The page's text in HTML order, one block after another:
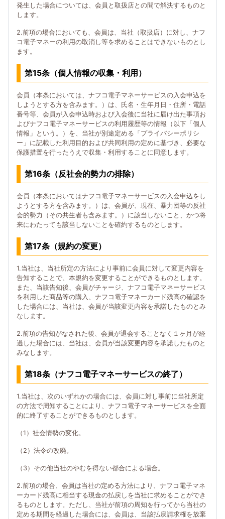
発生した場合については、会員と取扱店との間で解決するものと
します。
2.前項の場合においても、会員は、当社（取扱店）に対し、ナフ
コ電子マネーの利用の取消し等を求めることはできないものとし
ます。
第15条（個人情報の収集・利用）
会員（本条においては、ナフコ電子マネーサービスの入会申込を
しようとする方を含みます。）は、氏名・生年月日・住所・電話
番号等、会員が入会申込時および入会後に当社に届け出た事項お
よびナフコ電子マネーサービスの利用履歴等の情報（以下「個人
情報」という。）を、当社が別途定める「プライバシーポリシ
ー」に記載した利用目的および共同利用の定めに基づき、必要な
保護措置を行ったうえで収集・利用することに同意します。
第16条（反社会的勢力の排除）
会員（本条においてはナフコ電子マネーサービスの入会申込をし
ようとする方を含みます。）は、会員が、現在、暴力団等の反社
会的勢力（その共生者も含みます。）に該当しないこと、かつ将
来にわたっても該当しないことを確約するものとします。
第17条（規約の変更）
1.当社は、当社所定の方法により事前に会員に対して変更内容を
告知することで、本規約を変更することができるものとします。
また、当該告知後、会員がチャージ、ナフコ電子マネーサービス
を利用した商品等の購入、ナフコ電子マネーカード残高の確認を
した場合には、当社は、会員が当該変更内容を承諾したものとみ
なします。
2.前項の告知がなされた後、会員が退会することなく１ヶ月が経
過した場合には、当社は、会員が当該変更内容を承諾したものと
みなします。
第18条（ナフコ電子マネーサービスの終了）
1.当社は、次のいずれかの場合には、会員に対し事前に当社所定
の方法で周知することにより、ナフコ電子マネーサービスを全面
的に終了することができるものとします。
（1）社会情勢の変化。
（2）法令の改廃。
（3）その他当社のやむを得ない都合による場合。
2.前項の場合、会員は当社の定める方法により、ナフコ電子マネ
ーカード残高に相当する現金の払戻しを当社に求めることができ
るものとします。ただし、当社が前項の周知を行ってから当社の
定める期間を経過した場合には、会員は、当該払戻請求権を放棄